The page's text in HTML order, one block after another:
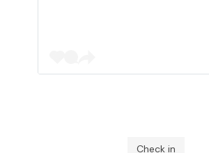
Check in